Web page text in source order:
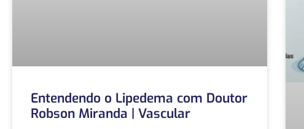
Entendendo o Lipedema com Doutor
Robson Miranda | Vascular